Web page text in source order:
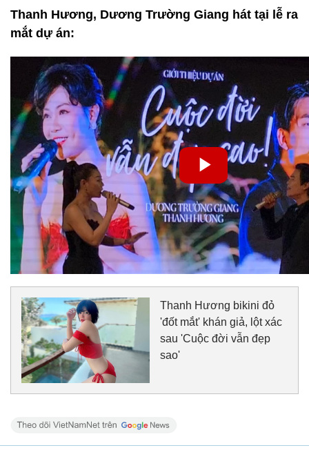
Thanh Hương, Dương Trường Giang hát tại lễ ra
mắt dự án:
Thanh Hương bikini đỏ
'đốt mắt' khán giả, lột xác
sau 'Cuộc đời vẫn đẹp
sao'